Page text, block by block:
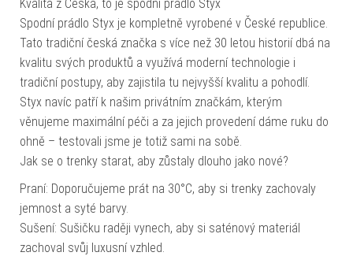
Kvalita z Česka, to je spodní prádlo Styx
Spodní prádlo Styx je kompletně vyrobené v České republice.
Tato tradiční česká značka s více než 30 letou historií dbá na
kvalitu svých produktů a využívá moderní technologie i
tradiční postupy, aby zajistila tu nejvyšší kvalitu a pohodlí.
Styx navíc patří k našim privátním značkám, kterým
věnujeme maximální péči a za jejich provedení dáme ruku do
ohně – testovali jsme je totiž sami na sobě.
Jak se o trenky starat, aby zůstaly dlouho jako nové?
Praní: Doporučujeme prát na 30°C, aby si trenky zachovaly
jemnost a syté barvy.
Sušení: Sušičku raději vynech, aby si saténový materiál
zachoval svůj luxusní vzhled.